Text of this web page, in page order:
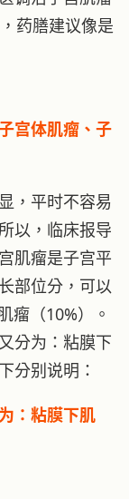
药膳建议像是
宫体肌瘤、子
，平时不容易
以，临床报导
肌瘤是子宫平
部位分，可以
瘤（10%）。
分为：粘膜下
分别说明：
：粘膜下肌